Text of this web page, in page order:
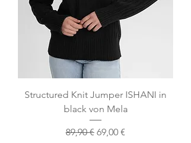
Structured Knit Jumper ISHANI in
black von Mela
Standardpreis
89,90 € Sale-Preis
69,00 €